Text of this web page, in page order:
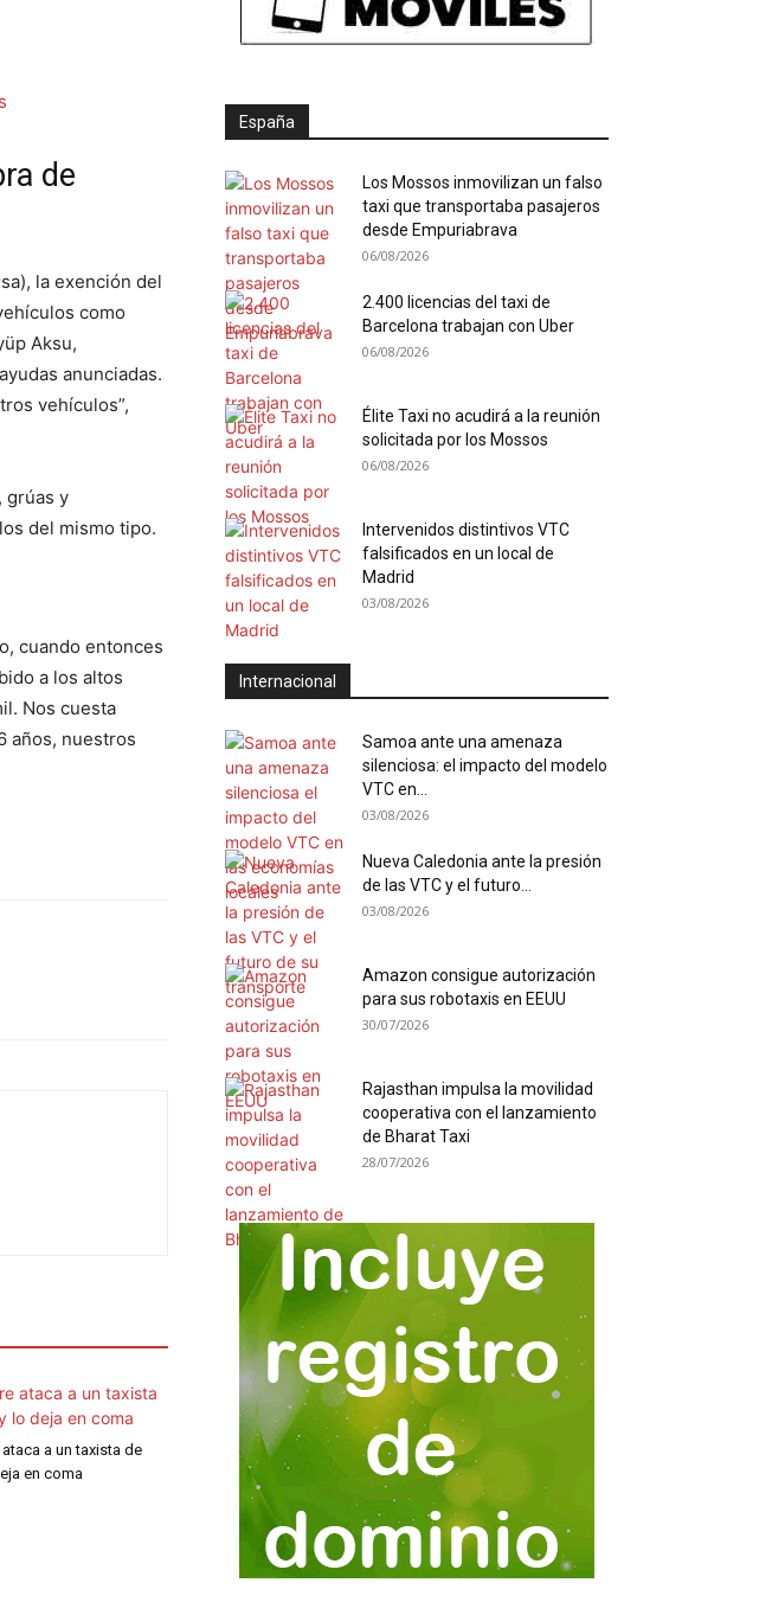
de
la exención del
como
Aksu,
anunciadas.
vehículos”,
grúas y
del mismo tipo.
cuando entonces
a los altos
Nos cuesta
años, nuestros
a un taxista de
en coma
España
Los Mossos inmovilizan un falso
taxi que transportaba pasajeros
desde Empuriabrava
06/08/2026
2.400 licencias del taxi de
Barcelona trabajan con Uber
06/08/2026
Élite Taxi no acudirá a la reunión
solicitada por los Mossos
06/08/2026
Intervenidos distintivos VTC
falsificados en un local de
Madrid
03/08/2026
Internacional
Samoa ante una amenaza
silenciosa: el impacto del modelo
VTC en...
03/08/2026
Nueva Caledonia ante la presión
de las VTC y el futuro...
03/08/2026
Amazon consigue autorización
para sus robotaxis en EEUU
30/07/2026
Rajasthan impulsa la movilidad
cooperativa con el lanzamiento
de Bharat Taxi
28/07/2026